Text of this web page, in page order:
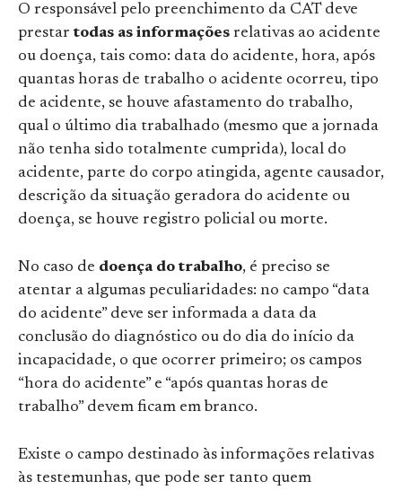
O responsável pelo preenchimento da CAT deve
prestartodas as informações relativas ao acidente
ou doença, tais como: data do acidente, hora, após
quantas horas de trabalho o acidente ocorreu, tipo
de acidente, se houve afastamento do trabalho,
qual o último dia trabalhado (mesmo que a jornada
não tenha sido totalmente cumprida), local do
acidente, parte do corpo atingida, agente causador,
descrição da situação geradora do acidente ou
doença, se houve registro policial ou morte.
No caso de doença do trabalho, é preciso se
atentar a algumas peculiaridades: no campo “data
do acidente” deve ser informada a data da
conclusão do diagnóstico ou do dia do início da
incapacidade, o que ocorrer primeiro; os campos
“hora do acidente” e “após quantas horas de
trabalho” devem ficam em branco.
Existe o campo destinado às informações relativas
às testemunhas, que pode ser tanto quem